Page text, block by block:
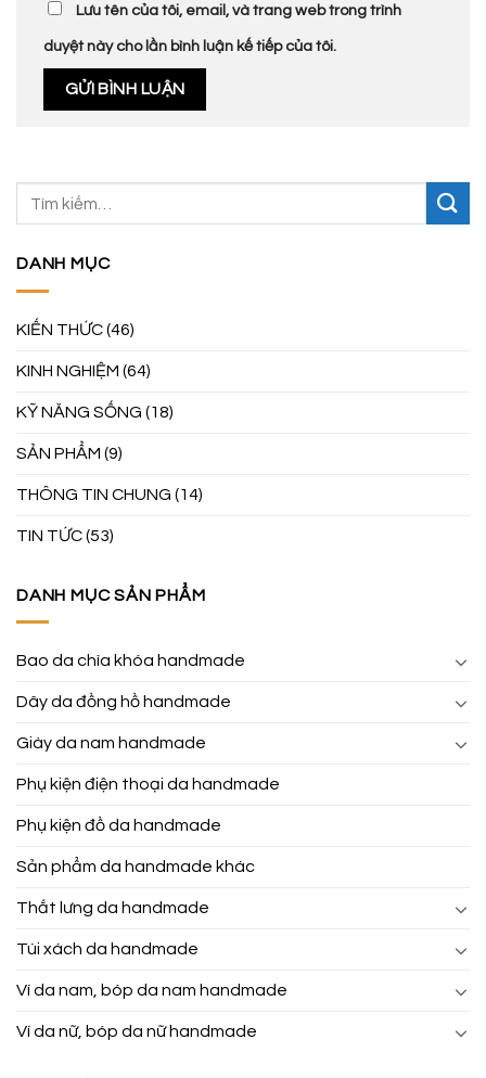
DANH MỤC
KIẾN THỨC(46)
KINH NGHIỆM (64)
KỸ NĂNG SỐNG (18)
SẢN PHẨM (9)
THÔNG TIN CHUNG (14)
TIN TỨC(53)
DANH MỤC SẢN PHẨM
Bao da chìa khóa handmade
Dây da đồng hồ handmade
Giày da nam handmade
Phụ kiện điện thoại da handmade
Phụ kiện đồ da handmade
Sản phẩm da handmade khác
Thắt lưng da handmade
Túi xách da handmade
Ví da nam, bóp da nam handmade
Ví da nữ, bóp da nữ handmade
Lưu tên của tôi, email, và trang web trong trình
duyệt này cho lần bình luận kế tiếp của tôi.